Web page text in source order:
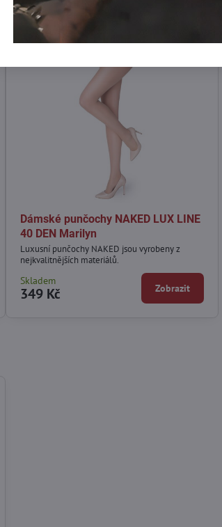
Dámské punčochy NAKED LUX LINE
40 DEN Marilyn
Luxusní punčochy NAKED jsou vyrobeny z
nejkvalitnějších materiálů.
Skladem
349 Kč Zobrazit